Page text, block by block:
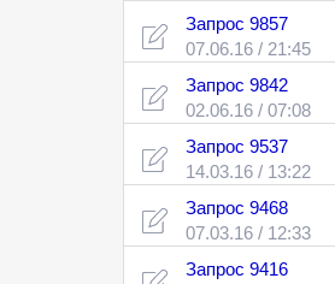
Запрос 9857
07.06.16 / 21:45
Запрос 9842
02.06.16 / 07:08
Запрос 9537
14.03.16 / 13:22
Запрос 9468
07.03.16 / 12:33
Запрос 9416